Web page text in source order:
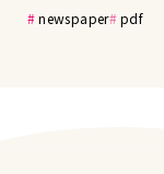
newspaper pdf